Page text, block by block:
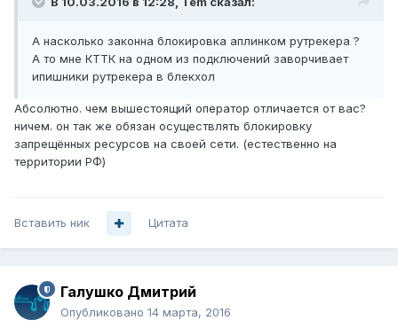
А насколько законна блокировка аплинком рутрекера ?
А то мне КТТК на одном из подключений заворчивает
ипишники рутрекера в блекхол
Абсолютно. чем вышестоящий оператор отличается от вас?
ничем. он так же обязан осуществлять блокировку
запрещённых ресурсов на своей сети. (естественно на
территории РФ)
Вставить ник Цитата
Галушко Дмитрий
Опубликовано 14 марта, 2016